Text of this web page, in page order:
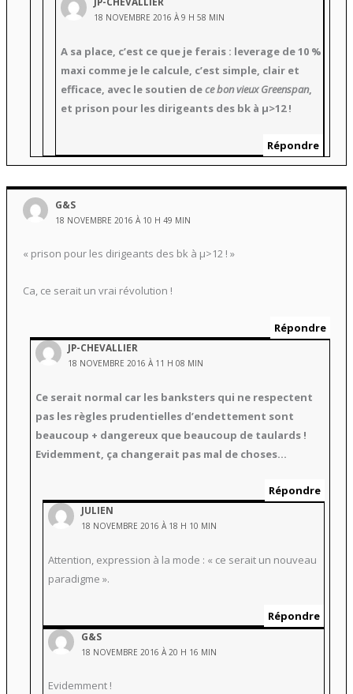
18 NOVEMBRE 2016 À 9 H 58 MIN
A sa place, c’est ce que je ferais : leverage de 10 %
maxi comme je le calcule, c’est simple, clair et
efficace, avec le soutien dece bon vieux Greenspan,
et prison pour les dirigeants des bk à µ>12 !
Répondre
G&S
18 NOVEMBRE 2016 À 10 H 49 MIN
« prison pour les dirigeants des bk à µ>12 ! »
Ca, ce serait un vrai révolution !
Répondre
JP-CHEVALLIER
18 NOVEMBRE 2016 À 11 H 08 MIN
Ce serait normal car les banksters qui ne respectent
pas les règles prudentielles d’endettement sont
beaucoup + dangereux que beaucoup de taulards !
Evidemment, ça changerait pas mal de choses…
Répondre
JULIEN
18 NOVEMBRE 2016 À 18 H 10 MIN
Attention, expression à la mode : « ce serait un nouveau
paradigme ».
Répondre
G&S
18 NOVEMBRE 2016 À 20 H 16 MIN
Evidemment !